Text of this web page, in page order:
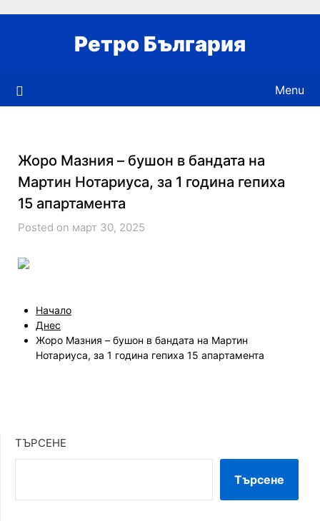
Ретро България
Menu
Жоро Мазния – бушон в бандата на
Мартин Нотариуса, за 1 година гепиха
15 апартамента
Posted on март 30, 2025
Начало
Днес
Жоро Мазния – бушон в бандата на Мартин
Нотариуса, за 1 година гепиха 15 апартамента
ТЪРСЕНЕ
Търсене